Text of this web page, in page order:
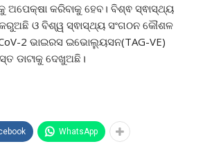
ଅପେକ୍ଷା କରିବାକୁ ହେବ। ବିଶ୍ଵ ସ୍ଵାସ୍ଥ୍ୟ
କରୁଅଛି ଓ ବିଶ୍ୱ ସ୍ଵାସ୍ଥ୍ୟ ସଂଗଠନ କୌଶଳ
CoV-2 ଭାଇରସ ଇଭୋଲ୍ୟୁସନ(TAG-VE)
ଡାଟାକୁ ଦେଖୁଅଛି।
WhatsApp